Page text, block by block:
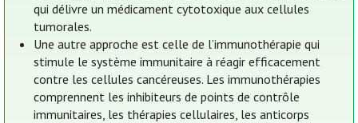
qui délivre un médicament cytotoxique aux cellules
tumorales.
Une autre approche est celle de l’immunothérapie qui
stimule le système immunitaire à réagir efficacement
contre les cellules cancéreuses. Les immunothérapies
comprennent les inhibiteurs de points de contrôle
immunitaires, les thérapies cellulaires, les anticorps